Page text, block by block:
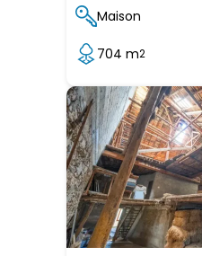
Maison
704 m2